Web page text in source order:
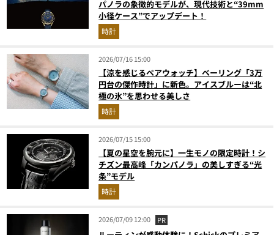
パノラの象徴的モデルが、現代技術と“39mm
小径ケース”でアップデート！
時計
2026/07/16 15:00
【涼を感じるペアウォッチ】ベーリング「3万
円台の傑作時計」に新色。アイスブルーは“北
極の氷”を思わせる美しさ
時計
2026/07/15 15:00
【夏の星空を腕元に】一生モノの限定時計！シ
チズン最高峰「カンパノラ」の美しすぎる“光
条”モデル
時計
2026/07/09 12:00 PR